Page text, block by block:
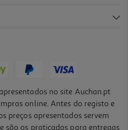
no site Auchan.pt
online. Antes do registo e
preços apresentados servem
são os praticados para entregas